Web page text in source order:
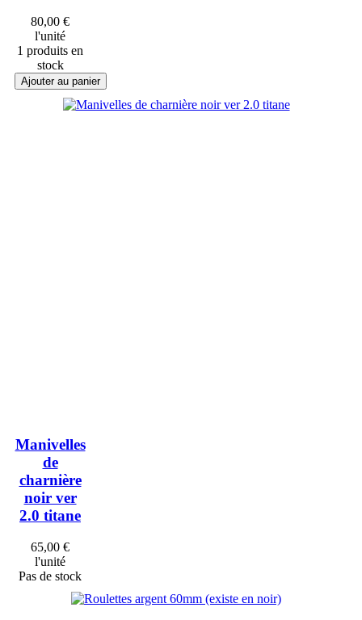
80,00 €
l'unité
1 produits en
stock
Manivelles
de
charnière
noir ver
2.0 titane
65,00 €
l'unité
Pas de stock